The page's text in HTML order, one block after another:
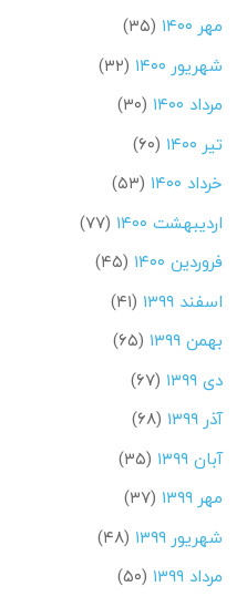
مهر ۱۴۰۰
(۳۵)
شهریور ۱۴۰۰
(۳۲)
مرداد ۱۴۰۰
(۳۰)
تیر ۱۴۰۰
(۶۰)
خرداد ۱۴۰۰
(۵۳)
اردیبهشت ۱۴۰۰
(۷۷)
فروردین ۱۴۰۰
(۴۵)
اسفند ۱۳۹۹
(۴۱)
بهمن ۱۳۹۹
(۶۵)
دی ۱۳۹۹
(۶۷)
آذر ۱۳۹۹
(۶۸)
آبان ۱۳۹۹
(۳۵)
مهر ۱۳۹۹
(۳۷)
شهریور ۱۳۹۹
(۴۸)
مرداد ۱۳۹۹
(۵۰)